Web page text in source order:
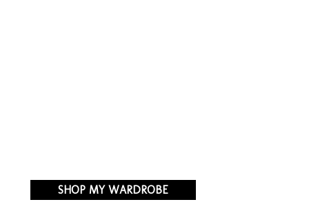
SHOP MY WARDROBE